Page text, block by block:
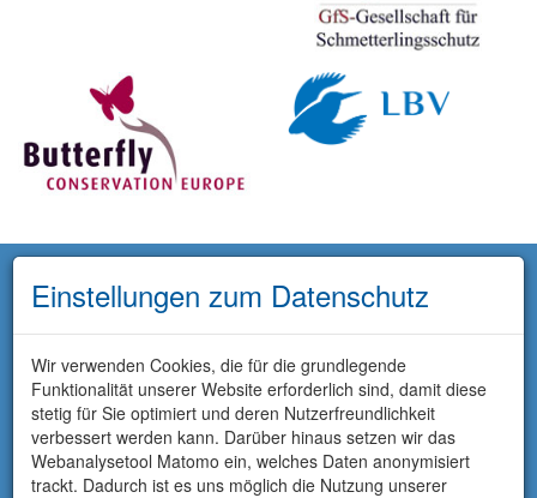
Einstellungen zum Datenschutz
Wir verwenden Cookies, die für die grundlegende
Funktionalität unserer Website erforderlich sind, damit diese
stetig für Sie optimiert und deren Nutzerfreundlichkeit
verbessert werden kann. Darüber hinaus setzen wir das
Webanalysetool Matomo ein, welches Daten anonymisiert
trackt. Dadurch ist es uns möglich die Nutzung unserer